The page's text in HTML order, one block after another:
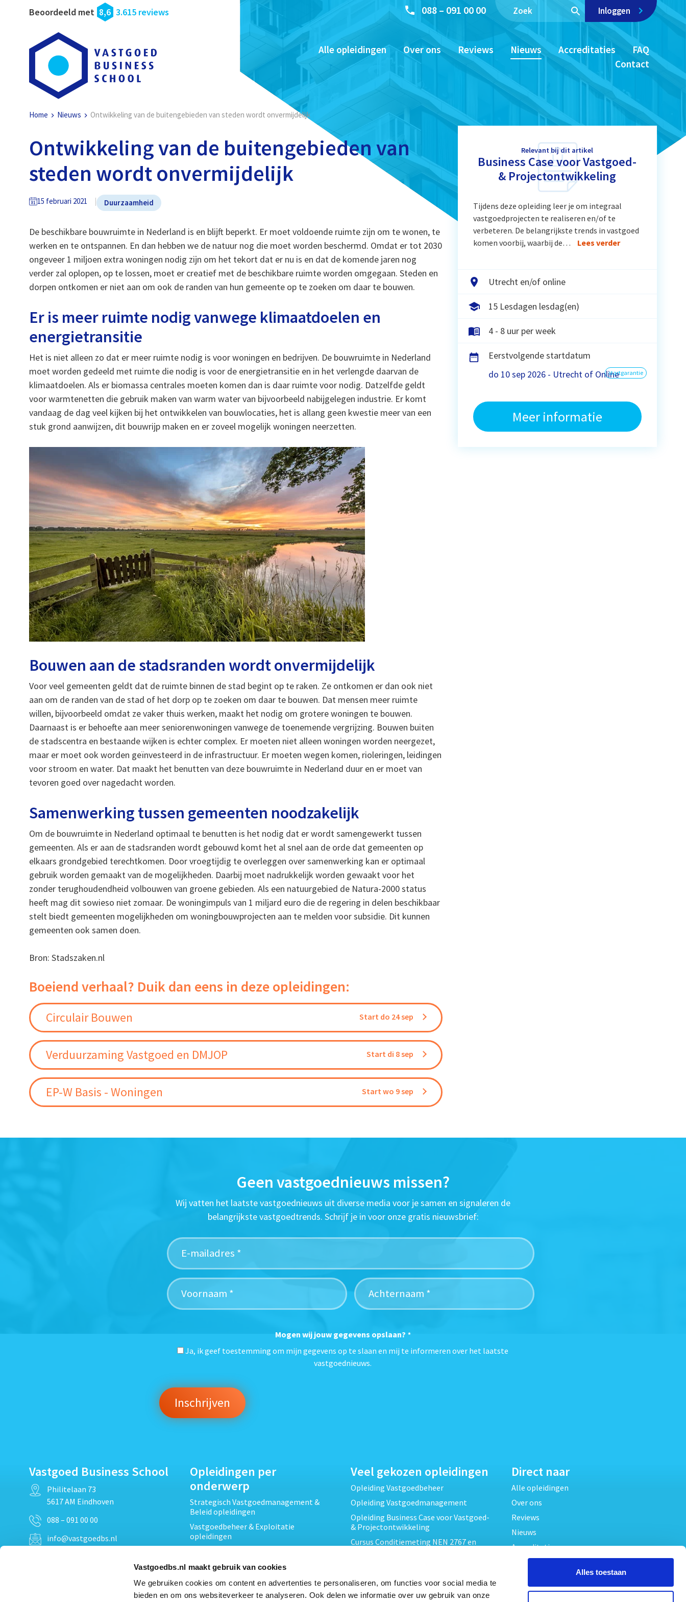
Vastgoedbs.nl maakt gebruik van cookies
We gebruiken cookies om content en advertenties te personaliseren, om functies voor social media te
bieden en om ons websiteverkeer te analyseren. Ook delen we informatie over uw gebruik van onze
Alles toestaan
Beoordeeld met 8,6 3.615 reviews 088 – 091 00 00 Inloggen
Alle opleidingen Over ons Reviews Nieuws Accreditaties
FAQ
Contact
Home Nieuws Ontwikkeling van de buitengebieden van steden wordt onvermijdelijk
Ontwikkeling van de buitengebieden van
steden wordt onvermijdelijk
15 februari 2021 Duurzaamheid
De beschikbare bouwruimte in Nederland is en blijft beperkt. Er moet voldoende ruimte zijn om te wonen, te
werken en te ontspannen. En dan hebben we de natuur nog die moet worden beschermd. Omdat er tot 2030
ongeveer 1 miljoen extra woningen nodig zijn om het tekort dat er nu is en dat de komende jaren nog
verder zal oplopen, op te lossen, moet er creatief met de beschikbare ruimte worden omgegaan. Steden en
dorpen ontkomen er niet aan om ook de randen van hun gemeente op te zoeken om daar te bouwen.
Er is meer ruimte nodig vanwege klimaatdoelen en
energietransitie
Het is niet alleen zo dat er meer ruimte nodig is voor woningen en bedrijven. De bouwruimte in Nederland
moet worden gedeeld met ruimte die nodig is voor de energietransitie en in het verlengde daarvan de
klimaatdoelen. Als er biomassa centrales moeten komen dan is daar ruimte voor nodig. Datzelfde geldt
voor warmtenetten die gebruik maken van warm water van bijvoorbeeld nabijgelegen industrie. Er komt
vandaag de dag veel kijken bij het ontwikkelen van bouwlocaties, het is allang geen kwestie meer van een
stuk grond aanwijzen, dit bouwrijp maken en er zoveel mogelijk woningen neerzetten.
Bouwen aan de stadsranden wordt onvermijdelijk
Voor veel gemeenten geldt dat de ruimte binnen de stad begint op te raken. Ze ontkomen er dan ook niet
aan om de randen van de stad of het dorp op te zoeken om daar te bouwen. Dat mensen meer ruimte
willen, bijvoorbeeld omdat ze vaker thuis werken, maakt het nodig om grotere woningen te bouwen.
Daarnaast is er behoefte aan meer seniorenwoningen vanwege de toenemende vergrijzing. Bouwen buiten
de stadscentra en bestaande wijken is echter complex. Er moeten niet alleen woningen worden neergezet,
maar er moet ook worden geïnvesteerd in de infrastructuur. Er moeten wegen komen, rioleringen, leidingen
voor stroom en water. Dat maakt het benutten van deze bouwruimte in Nederland duur en er moet van
tevoren goed over nagedacht worden.
Samenwerking tussen gemeenten noodzakelijk
Om de bouwruimte in Nederland optimaal te benutten is het nodig dat er wordt samengewerkt tussen
gemeenten. Als er aan de stadsranden wordt gebouwd komt het al snel aan de orde dat gemeenten op
elkaars grondgebied terechtkomen. Door vroegtijdig te overleggen over samenwerking kan er optimaal
gebruik worden gemaakt van de mogelijkheden. Daarbij moet nadrukkelijk worden gewaakt voor het
zonder terughoudendheid volbouwen van groene gebieden. Als een natuurgebied de Natura-2000 status
heeft mag dit sowieso niet zomaar. De woningimpuls van 1 miljard euro die de regering in delen beschikbaar
stelt biedt gemeenten mogelijkheden om woningbouwprojecten aan te melden voor subsidie. Dit kunnen
gemeenten ook samen doen.
Bron: Stadszaken.nl
Boeiend verhaal? Duik dan eens in deze opleidingen:
Circulair Bouwen Start do 24 sep
Verduurzaming Vastgoed en DMJOP Start di 8 sep
EP-W Basis - Woningen Start wo 9 sep
Relevant bij dit artikel
Business Case voor Vastgoed-
& Projectontwikkeling
Tijdens deze opleiding leer je om integraal
vastgoedprojecten te realiseren en/of te
verbeteren. De belangrijkste trends in vastgoed
komen voorbij, waarbij de…
Lees verder
Utrecht en/of online
15 Lesdagen lesdag(en)
4 - 8 uur per week
Eerstvolgende startdatum
do 10 sep 2026 - Utrecht of Onlinestartgarantie
Meer informatie
Geen vastgoednieuws missen?
Wij vatten het laatste vastgoednieuws uit diverse media voor je samen en signaleren de
belangrijkste vastgoedtrends. Schrijf je in voor onze gratis nieuwsbrief:
Mogen wij jouw gegevens opslaan? *
Ja, ik geef toestemming om mijn gegevens op te slaan en mij te informeren over het laatste
vastgoednieuws.
Vastgoed Business School
Philitelaan 73
5617 AM Eindhoven
088 – 091 00 00
info@vastgoedbs.nl
Opleidingen per
onderwerp
Strategisch Vastgoedmanagement &
Beleid opleidingen
Vastgoedbeheer & Exploitatie
opleidingen
Projectontwikkeling &
Techniek, Onderhoud & Inspectie
Opleidingen
Veel gekozen opleidingen
Opleiding Vastgoedbeheer
Opleiding Vastgoedmanagement
Opleiding Business Case voor Vastgoed-
& Projectontwikkeling
Cursus Conditiemeting NEN 2767 en
Cursus EP-W Basis Woningen
Opleiding Professioneel VvE-beheer
Direct naar
Alle opleidingen
Over ons
Reviews
Nieuws
Accreditaties
Algemene voorwaarden